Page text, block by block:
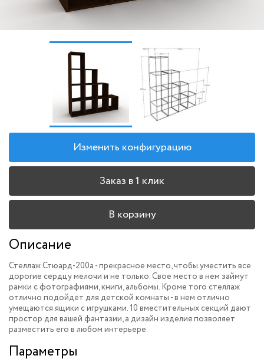
Изменить конфигурацию
Заказ в 1 клик
В корзину
Описание
Стеллаж Стюард-200a - прекрасное место, чтобы уместить все
дорогие сердцу мелочи и не только. Свое место в нем займут
рамки с фотографиями, книги, альбомы. Кроме того стеллаж
отлично подойдет для детской комнаты - в нем отлично
умещаются ящики с игрушками. 10 вместительных секций дают
простор для вашей фантазии, а дизайн изделия позволяет
разместить его в любом интерьере.
Параметры